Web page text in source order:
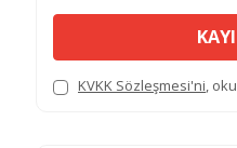
KVKK Sözleşmesi'ni,